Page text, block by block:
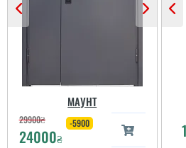
МАУНТ
29900₴
24000₴
-5900